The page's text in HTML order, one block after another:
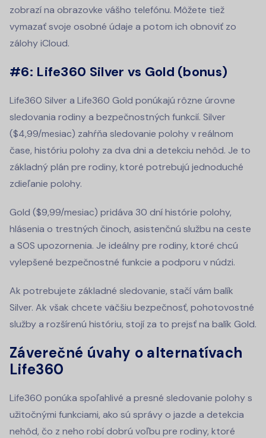
zobrazí na obrazovke vášho telefónu. Môžete tiež
vymazať svoje osobné údaje a potom ich obnoviť zo
zálohy iCloud.
#6: Life360 Silver vs Gold (bonus)
Life360 Silver a Life360 Gold ponúkajú rôzne úrovne
sledovania rodiny a bezpečnostných funkcií. Silver
($4,99/mesiac) zahŕňa sledovanie polohy v reálnom
čase, históriu polohy za dva dni a detekciu nehôd. Je to
základný plán pre rodiny, ktoré potrebujú jednoduché
zdieľanie polohy.
Gold ($9,99/mesiac) pridáva 30 dní histórie polohy,
hlásenia o trestných činoch, asistenčnú službu na ceste
a SOS upozornenia. Je ideálny pre rodiny, ktoré chcú
vylepšené bezpečnostné funkcie a podporu v núdzi.
Ak potrebujete základné sledovanie, stačí vám balík
Silver. Ak však chcete väčšiu bezpečnosť, pohotovostné
služby a rozšírenú históriu, stojí za to prejsť na balík Gold.
Záverečné úvahy o alternatívach
Life360
Life360 ponúka spoľahlivé a presné sledovanie polohy s
užitočnými funkciami, ako sú správy o jazde a detekcia
nehôd, čo z neho robí dobrú voľbu pre rodiny, ktoré